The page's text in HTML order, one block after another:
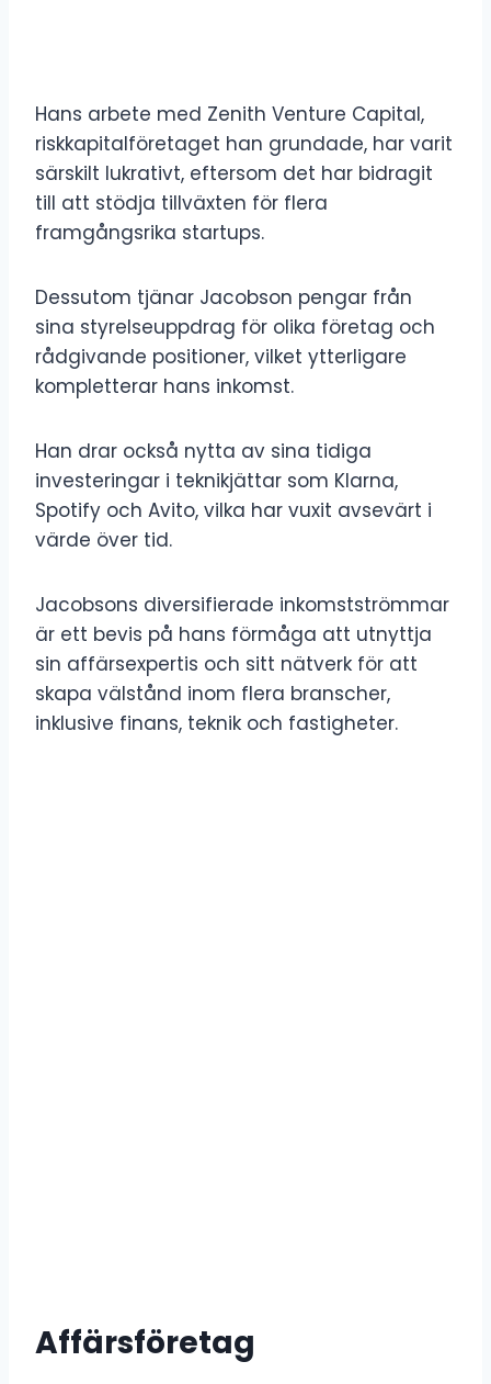
Hans arbete med Zenith Venture Capital,
riskkapitalföretaget han grundade, har varit
särskilt lukrativt, eftersom det har bidragit
till att stödja tillväxten för flera
framgångsrika startups.
Dessutom tjänar Jacobson pengar från
sina styrelseuppdrag för olika företag och
rådgivande positioner, vilket ytterligare
kompletterar hans inkomst.
Han drar också nytta av sina tidiga
investeringar i teknikjättar som Klarna,
Spotify och Avito, vilka har vuxit avsevärt i
värde över tid.
Jacobsons diversifierade inkomstströmmar
är ett bevis på hans förmåga att utnyttja
sin affärsexpertis och sitt nätverk för att
skapa välstånd inom flera branscher,
inklusive finans, teknik och fastigheter.
Affärsföretag